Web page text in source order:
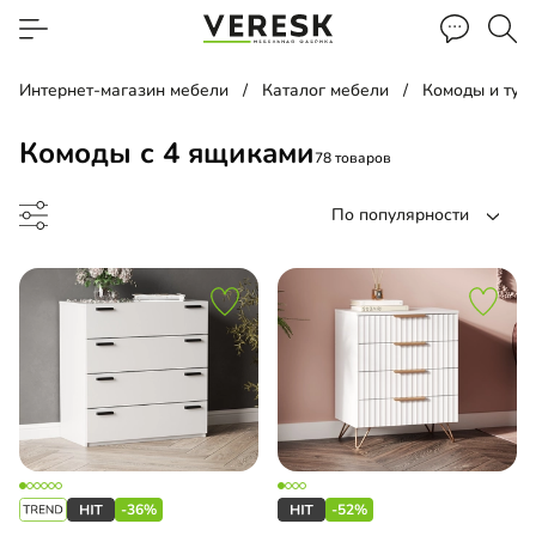
Интернет-магазин мебели Каталог мебели Комоды и
Комоды с 4 ящиками78 товаров
По популярности
комод
-36% -52%